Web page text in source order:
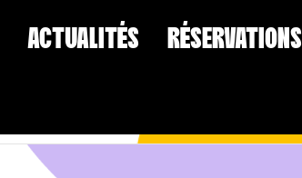
ACTUALITÉS
RÉSERVATIONS